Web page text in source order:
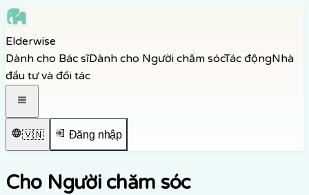
Skip to navigation
Skip to footer
Elderwise
Dành cho Bác sĩDành cho Người chăm sócTác độngNhà
đầu tư và đối tác
🇻🇳 Đăng nhập
Cho Người chăm sóc